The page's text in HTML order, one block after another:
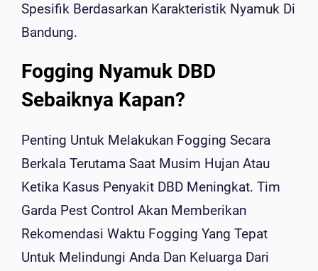
Spesifik Berdasarkan Karakteristik Nyamuk Di
Bandung.
Fogging Nyamuk DBD
Sebaiknya Kapan?
Penting Untuk Melakukan Fogging Secara
Berkala Terutama Saat Musim Hujan Atau
Ketika Kasus Penyakit DBD Meningkat. Tim
Garda Pest Control Akan Memberikan
Rekomendasi Waktu Fogging Yang Tepat
Untuk Melindungi Anda Dan Keluarga Dari